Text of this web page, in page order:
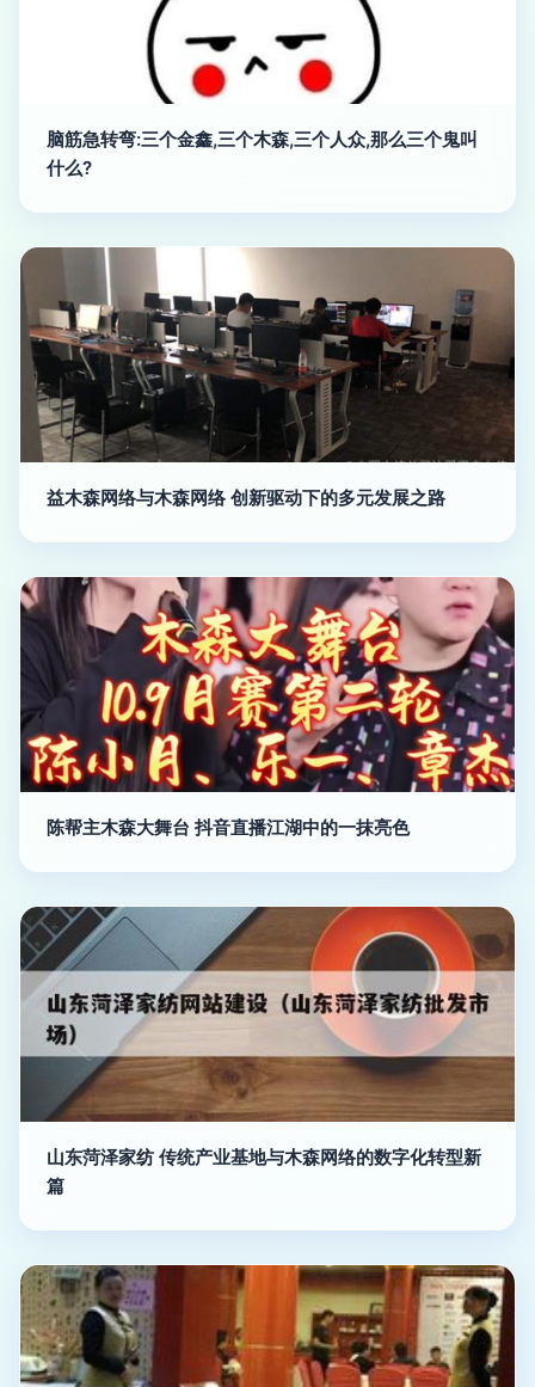
脑筋急转弯:三个金鑫,三个木森,三个人众,那么三个鬼叫
什么?
益木森网络与木森网络 创新驱动下的多元发展之路
陈帮主木森大舞台 抖音直播江湖中的一抹亮色
山东菏泽家纺 传统产业基地与木森网络的数字化转型新
篇